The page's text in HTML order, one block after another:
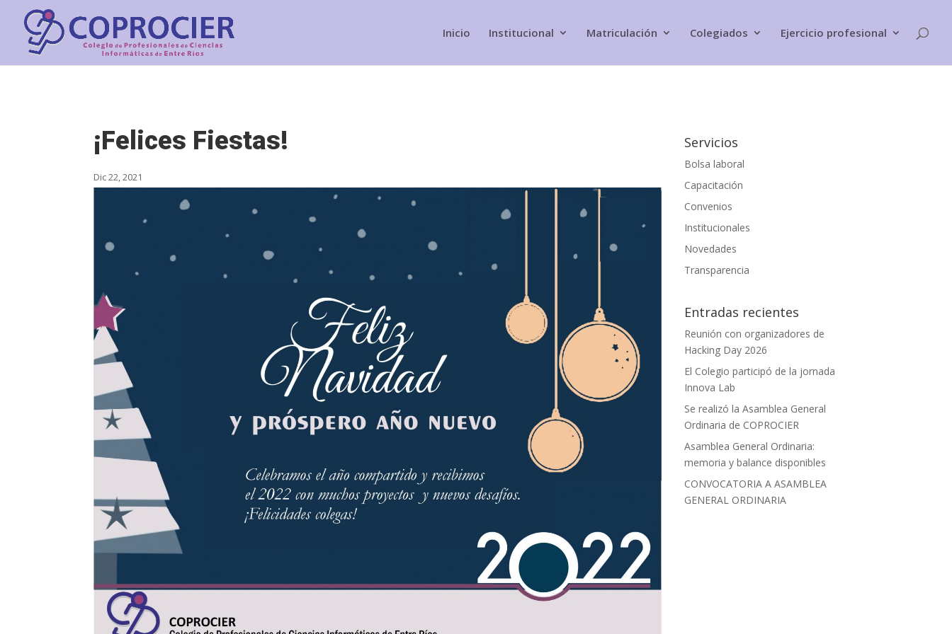
Inicio Institucional Matriculación Colegiados Ejercicio profesional
¡Felices Fiestas!
Dic 22, 2021
Servicios
Bolsa laboral
Capacitación
Convenios
Institucionales
Novedades
Transparencia
Entradas recientes
Reunión con organizadores de
Hacking Day 2026
El Colegio participó de la jornada
Innova Lab
Se realizó la Asamblea General
Ordinaria de COPROCIER
Asamblea General Ordinaria:
memoria y balance disponibles
CONVOCATORIA A ASAMBLEA
GENERAL ORDINARIA